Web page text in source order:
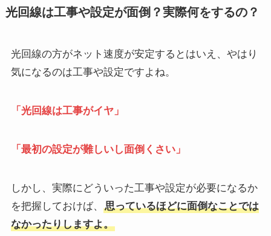
光回線は工事や設定が面倒？実際何をするの？
光回線の方がネット速度が安定するとはいえ、やはり
気になるのは工事や設定ですよね。
「光回線は工事がイヤ」
「最初の設定が難しいし面倒くさい」
しかし、実際にどういった工事や設定が必要になるか
を把握しておけば、
思っているほどに面倒なことでは
なかったりしますよ。